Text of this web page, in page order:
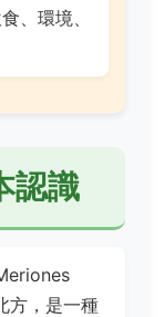
、環境、
認識
方，是一種